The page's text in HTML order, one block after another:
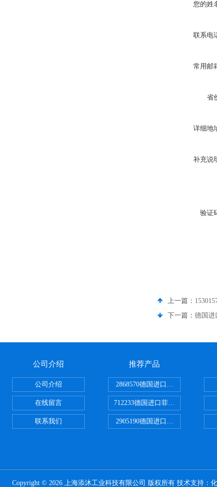
您的姓
联系电
常用邮
省
详细地
补充说
验证
上一篇：
下一篇： 德国进
公司介绍
公司介绍
在线留言
联系我们
推荐产品
2868570德国进口菲尼克斯电源
712233德国进口菲尼克斯断路器
2905190德国进口菲尼克斯继电器
Copyright © 2026 上海添沐工业科技有限公司 版权所有 技术支持：